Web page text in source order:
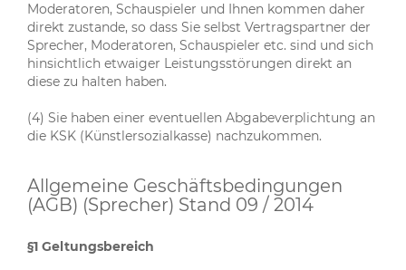
Moderatoren, Schauspieler und Ihnen kommen daher
direkt zustande, so dass Sie selbst Vertragspartner der
Sprecher, Moderatoren, Schauspieler etc. sind und sich
hinsichtlich etwaiger Leistungsstörungen direkt an
diese zu halten haben.
(4) Sie haben einer eventuellen Abgabeverplichtung an
die KSK (Künstlersozialkasse) nachzukommen.
Allgemeine Geschäftsbedingungen
(AGB) (Sprecher) Stand 09 / 2014
§1 Geltungsbereich